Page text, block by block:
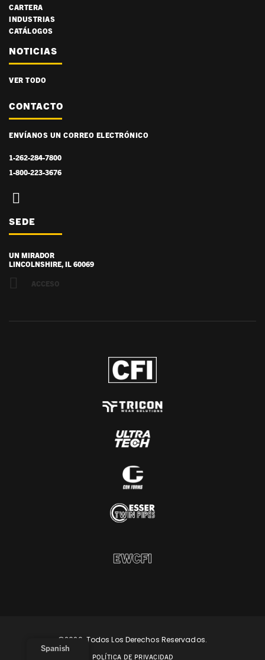
CARTERA
INDUSTRIAS
CATÁLOGOS
NOTICIAS
VER TODO
CONTACTO
ENVÍANOS UN CORREO ELECTRÓNICO
1-262-284-7800
1-800-223-3676
SEDE
UN MIRADOR
LINCOLNSHIRE, IL 60069
ACCESO
©2026. Todos Los Derechos Reservados.
POLÍTICA DE PRIVACIDAD
Spanish